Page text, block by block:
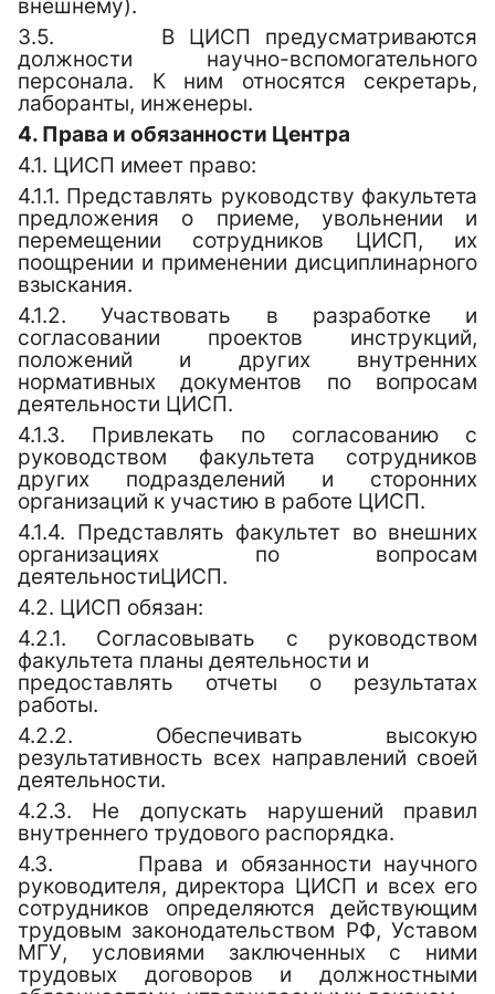
внешнему).
3.5.
В ЦИСП
предусматриваются
должности научно-вспомогательного
персонала. К ним относятся секретарь,
лаборанты, инженеры.
4. Права и обязанности Центра
4.1. ЦИСП имеет право:
4.1.1. Представлять руководству факультета
предложения о приеме, увольнении и
перемещении сотрудников ЦИСП, их
поощрении и применении дисциплинарного
взыскания.
4.1.2. Участвовать в разработке и
согласовании проектов инструкций,
положений и других внутренних
нормативных документов по вопросам
деятельности ЦИСП.
4.1.3. Привлекать по согласованию с
руководством факультета сотрудников
других подразделений и сторонних
организаций к участию в работе ЦИСП.
4.1.4. Представлять факультет во внешних
организациях по вопросам
деятельностиЦИСП.
4.2. ЦИСП обязан:
4.2.1. Согласовывать с руководством
факультета планы деятельности и
предоставлять отчеты о результатах
работы.
4.2.2. Обеспечивать высокую
результативность всех направлений своей
деятельности.
4.2.3. Не допускать нарушений правил
внутреннего трудового распорядка.
4.3.
Права и обязанности научного
руководителя, директора ЦИСП и всех его
сотрудников определяются действующим
трудовым законодательством РФ, Уставом
МГУ, условиями заключенных с ними
трудовых договоров и должностными